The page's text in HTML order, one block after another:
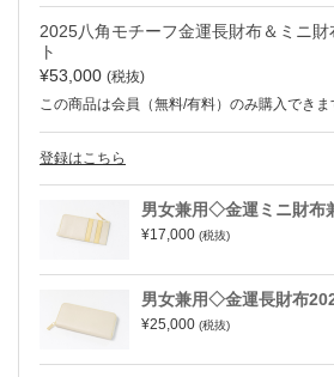
2025八角モチーフ金運長財布＆ミニ
ト
¥53,000 (税抜)
この商品は会員（無料/有料）のみ購入できま
登録はこちら
男女兼用◇金運ミニ財布
¥17,000 (税抜)
男女兼用◇金運長財布
¥25,000 (税抜)